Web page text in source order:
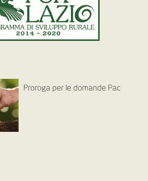
Proroga per le domande Pac